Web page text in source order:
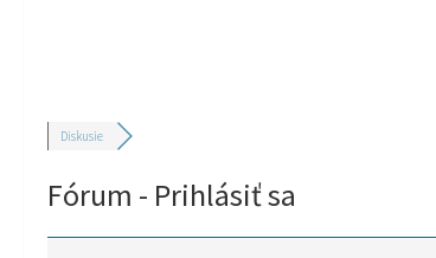
Diskusie
Fórum - Prihlásiť sa